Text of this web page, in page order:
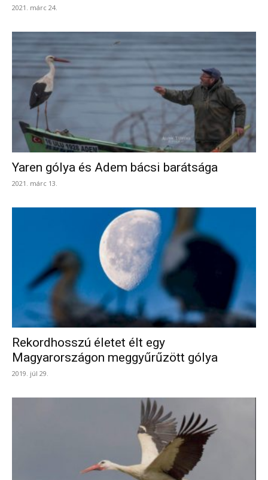
2021. márc 24.
Yaren gólya és Adem bácsi barátsága
2021. márc 13.
Rekordhosszú életet élt egy
Magyarországon meggyűrűzött gólya
2019. júl 29.